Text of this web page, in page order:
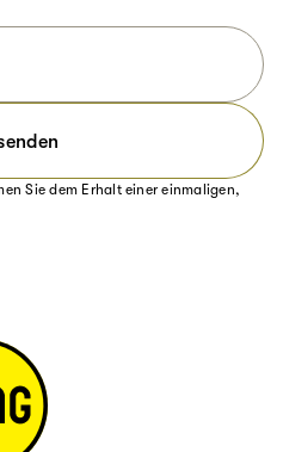
Sie dem Erhalt einer einmaligen,